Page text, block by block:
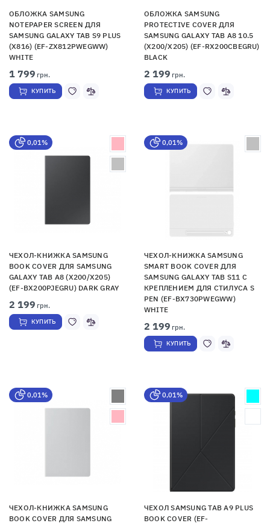
ОБЛОЖКА SAMSUNG
NOTEPAPER SCREEN ДЛЯ
SAMSUNG GALAXY TAB S9 PLUS
(X816) (EF-ZX812PWEGWW)
WHITE
1 799 грн.
КУПИТЬ
ОБЛОЖКА SAMSUNG
PROTECTIVE COVER ДЛЯ
SAMSUNG GALAXY TAB A8 10.5
(X200/X205) (EF-RX200CBEGRU)
BLACK
2 199 грн.
КУПИТЬ
0,01%
ЧЕХОЛ-КНИЖКА SAMSUNG
BOOK COVER ДЛЯ SAMSUNG
GALAXY TAB A8 (X200/X205)
(EF-BX200PJEGRU) DARK GRAY
2 199 грн.
КУПИТЬ
0,01%
ЧЕХОЛ-КНИЖКА SAMSUNG
SMART BOOK COVER ДЛЯ
SAMSUNG GALAXY TAB S11 С
КРЕПЛЕНИЕМ ДЛЯ СТИЛУСА S
PEN (EF-BX730PWEGWW)
WHITE
2 199 грн.
КУПИТЬ
0,01%
ЧЕХОЛ-КНИЖКА SAMSUNG
BOOK COVER ДЛЯ SAMSUNG
0,01%
ЧЕХОЛ SAMSUNG TAB A9 PLUS
BOOK COVER (EF-